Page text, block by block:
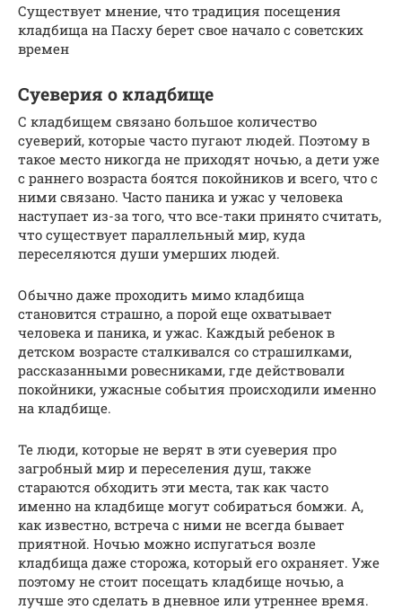
Существует мнение, что традиция посещения
кладбища на Пасху берет свое начало с советских
времен
Суеверия о кладбище
С кладбищем связано большое количество
суеверий, которые часто пугают людей. Поэтому в
такое место никогда не приходят ночью, а дети уже
с раннего возраста боятся покойников и всего, что с
ними связано. Часто паника и ужас у человека
наступает из-за того, что все-таки принято считать,
что существует параллельный мир, куда
переселяются души умерших людей.
Обычно даже проходить мимо кладбища
становится страшно, а порой еще охватывает
человека и паника, и ужас. Каждый ребенок в
детском возрасте сталкивался со страшилками,
рассказанными ровесниками, где действовали
покойники, ужасные события происходили именно
на кладбище.
Те люди, которые не верят в эти суеверия про
загробный мир и переселения душ, также
стараются обходить эти места, так как часто
именно на кладбище могут собираться бомжи. А,
как известно, встреча с ними не всегда бывает
приятной. Ночью можно испугаться возле
кладбища даже сторожа, который его охраняет. Уже
поэтому не стоит посещать кладбище ночью, а
лучше это сделать в дневное или утреннее время.